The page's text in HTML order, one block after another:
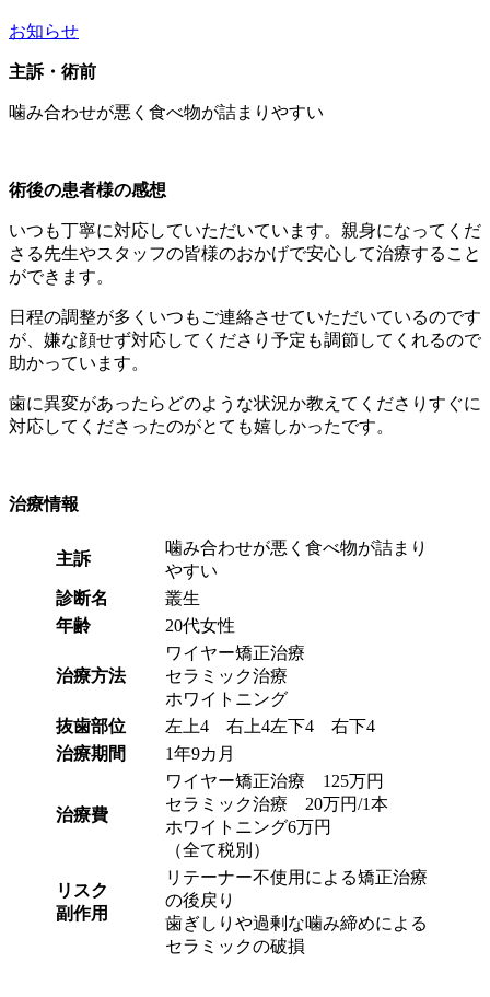
お知らせ
主訴・術前
噛み合わせが悪く食べ物が詰まりやすい
術後の患者様の感想
いつも丁寧に対応していただいています。親身になってくだ
さる先生やスタッフの皆様のおかげで安心して治療すること
ができます。
日程の調整が多くいつもご連絡させていただいているのです
が、嫌な顔せず対応してくださり予定も調節してくれるので
助かっています。
歯に異変があったらどのような状況か教えてくださりすぐに
対応してくださったのがとても嬉しかったです。
治療情報
主訴
噛み合わせが悪く食べ物が詰まり
やすい
診断名
叢生
年齢
20代女性
治療方法
ワイヤー矯正治療
セラミック治療
ホワイトニング
抜歯部位
左上4 右上4左下4 右下4
治療期間
1年9カ月
治療費
ワイヤー矯正治療 125万円
セラミック治療 20万円/1本
ホワイトニング6万円
（全て税別）
リスク
副作用
リテーナー不使用による矯正治療
の後戻り
歯ぎしりや過剰な噛み締めによる
セラミックの破損